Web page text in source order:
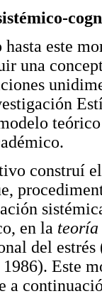
este
una
construí
en la teoría
del
Este
a